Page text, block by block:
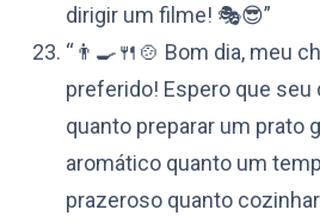
dirigir um filme! 🎭😎”
“👨‍🍳🍴🍲 Bom dia, meu
preferido! Espero que seu
quanto preparar um prato
aromático quanto um
prazeroso quanto